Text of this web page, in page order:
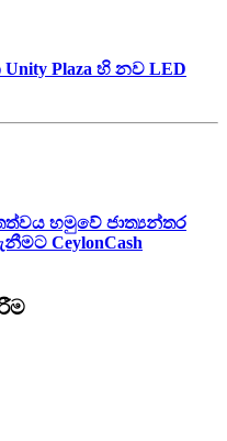
Plaza හි නව LED
හමුවේ ජාත්‍යන්තර
CeylonCash